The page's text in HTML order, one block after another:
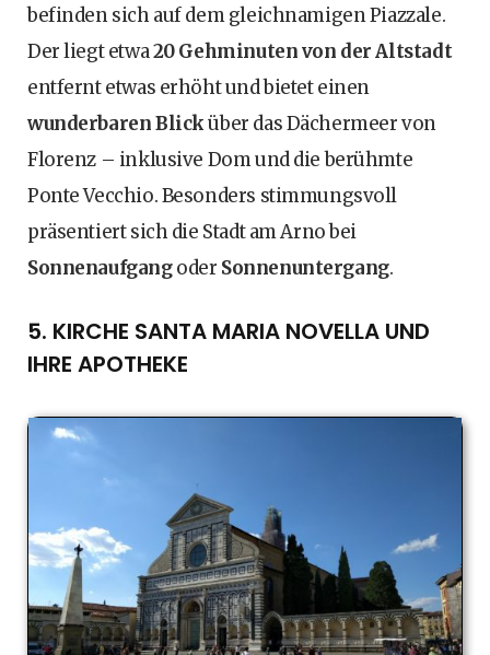
befinden sich auf dem gleichnamigen Piazzale.
Der liegt etwa20 Gehminuten von der Altstadt
entfernt etwas erhöht und bietet einen
wunderbaren Blicküber das Dächermeer von
Florenz – inklusive Dom und die berühmte
Ponte Vecchio. Besonders stimmungsvoll
präsentiert sich die Stadt am Arno bei
Sonnenaufgangoder Sonnenuntergang.
5. KIRCHE SANTA MARIA NOVELLA UND
IHRE APOTHEKE